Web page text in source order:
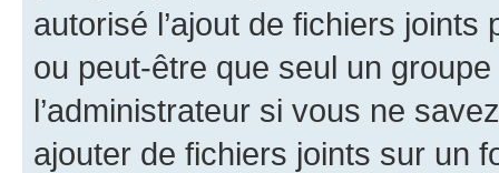
autorisé l’ajout de fichiers
ou peut-être que seul un
l’administrateur si vous ne
ajouter de fichiers joints sur un